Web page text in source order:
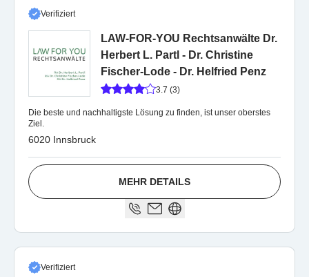
Verifiziert
LAW-FOR-YOU Rechtsanwälte Dr.
Herbert L. Partl - Dr. Christine
Fischer-Lode - Dr. Helfried Penz
3.7 (3)
Die beste und nachhaltigste Lösung zu finden, ist unser oberstes
Ziel.
6020 Innsbruck
MEHR DETAILS
Verifiziert